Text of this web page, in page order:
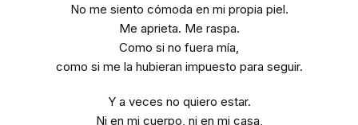
No me siento cómoda en mi propia piel.
Me aprieta. Me raspa.
Como si no fuera mía,
como si me la hubieran impuesto para seguir.
Y a veces no quiero estar.
Ni en mi cuerpo, ni en mi casa,